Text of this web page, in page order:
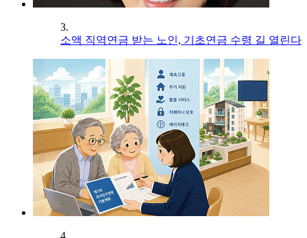
3.
소액 직역연금 받는 노인, 기초연금 수령 길 열린다